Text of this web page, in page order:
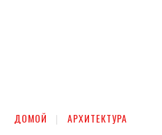
ДОМОЙ АРХИТЕКТУРА